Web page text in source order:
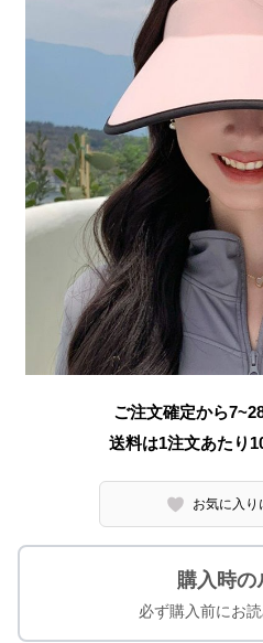
ご注文確定から
送料は1注文あたり
お気に入り
購入時の
必ず購入前にお読